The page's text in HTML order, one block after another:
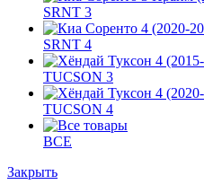
SRNT 3
SRNT 4
TUCSON 3
TUCSON 4
ВСЕ
Закрыть